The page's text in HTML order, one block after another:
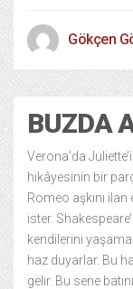
Gökçen
BUZDA
Verona’da
hikâyesinin bir
Romeo aşkını
ister.
kendilerini
haz duyarlar. Bu
gelir. Bu sene